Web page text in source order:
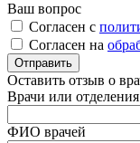
Ваш вопрос
Согласен с
Согласен на
Оставить отзыв о
Врачи или отделения
ФИО врачей